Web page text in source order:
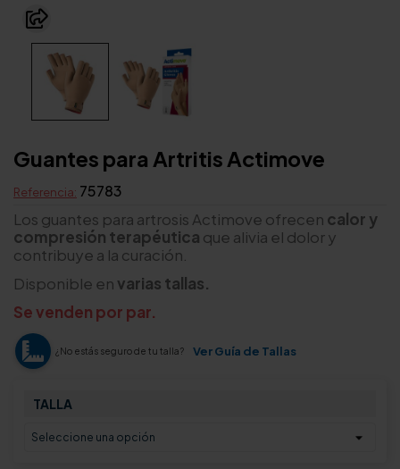
Guantes para Artritis Actimove
Referencia: 75783
Los guantes para artrosis Actimove ofrecen calor y
compresión terapéutica que alivia el dolor y
contribuye a la curación.
Disponible en varias tallas.
Se venden por par.
¿No estás seguro de tu talla? Ver Guía de Tallas
TALLA